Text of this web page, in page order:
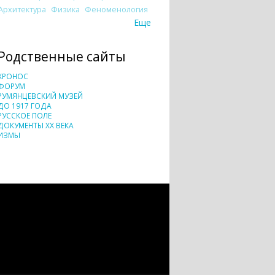
Физика Феноменология
Еще
сайты
МУЗЕЙ
1917 ГОДА
ПОЛЕ
XX ВЕКА